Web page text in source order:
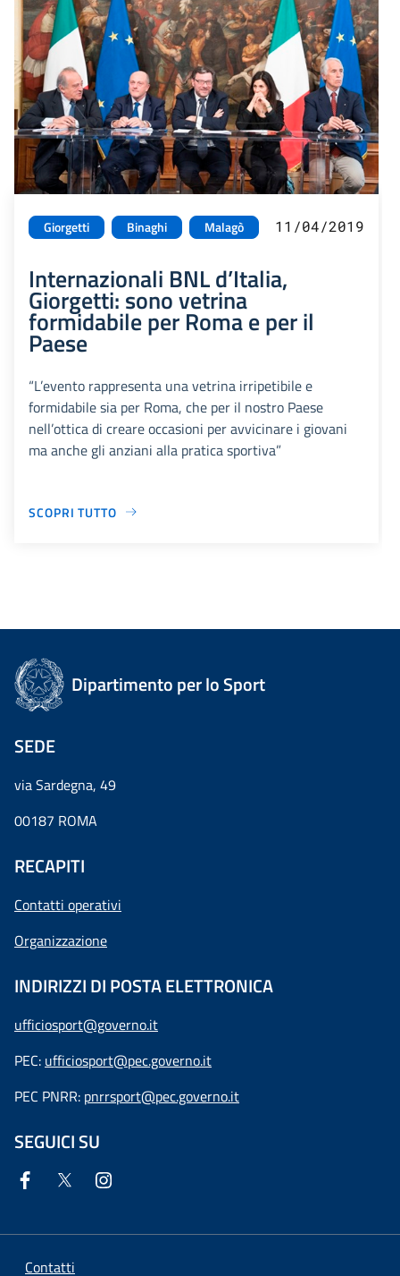
Giorgetti Binaghi Malagò 11/04/2019
Internazionali BNL d’Italia,
Giorgetti: sono vetrina
formidabile per Roma e per il
Paese
“L’evento rappresenta una vetrina irripetibile e
formidabile sia per Roma, che per il nostro Paese
nell’ottica di creare occasioni per avvicinare i giovani
ma anche gli anziani alla pratica sportiva”
SCOPRI TUTTO
Dipartimento per lo Sport
SEDE
via Sardegna, 49
00187 ROMA
RECAPITI
Contatti operativi
Organizzazione
INDIRIZZI DI POSTA ELETTRONICA
ufficiosport@governo.it
PEC: ufficiosport@pec.governo.it
PEC PNRR: pnrrsport@pec.governo.it
SEGUICI SU
Contatti